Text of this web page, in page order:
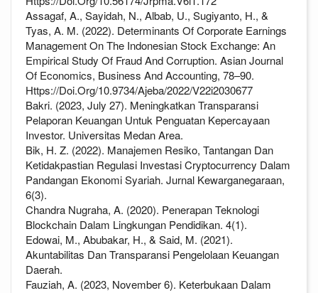
Assagaf, A., Sayidah, N., Albab, U., Sugiyanto, H., &
Tyas, A. M. (2022). Determinants Of Corporate Earnings
Management On The Indonesian Stock Exchange: An
Empirical Study Of Fraud And Corruption. Asian Journal
Of Economics, Business And Accounting, 78–90.
Https://Doi.Org/10.9734/Ajeba/2022/V22i2030677
Bakri. (2023, July 27). Meningkatkan Transparansi
Pelaporan Keuangan Untuk Penguatan Kepercayaan
Investor. Universitas Medan Area.
Bik, H. Z. (2022). Manajemen Resiko, Tantangan Dan
Ketidakpastian Regulasi Investasi Cryptocurrency Dalam
Pandangan Ekonomi Syariah. Jurnal Kewarganegaraan,
6(3).
Chandra Nugraha, A. (2020). Penerapan Teknologi
Blockchain Dalam Lingkungan Pendidikan. 4(1).
Edowai, M., Abubakar, H., & Said, M. (2021).
Akuntabilitas Dan Transparansi Pengelolaan Keuangan
Daerah.
Fauziah, A. (2023, November 6). Keterbukaan Dalam